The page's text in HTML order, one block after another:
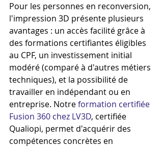
Pour les personnes en reconversion,
l'impression 3D présente plusieurs
avantages : un accès facilité grâce à
des formations certifiantes éligibles
au CPF, un investissement initial
modéré (comparé à d'autres métiers
techniques), et la possibilité de
travailler en indépendant ou en
entreprise. Notre formation certifiée
Fusion 360 chez LV3D, certifiée
Qualiopi, permet d'acquérir des
compétences concrètes en